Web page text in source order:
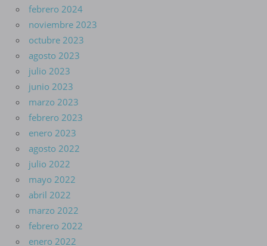
febrero 2024
noviembre 2023
octubre 2023
agosto 2023
julio 2023
junio 2023
marzo 2023
febrero 2023
enero 2023
agosto 2022
julio 2022
mayo 2022
abril 2022
marzo 2022
febrero 2022
enero 2022